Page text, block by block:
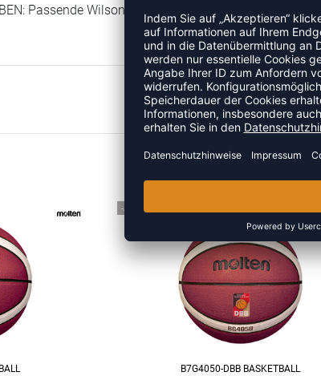
Passende Wilson und Team logo Farbe
MEHR AUS
-29%
B7G4050-DBB BASKETBALL